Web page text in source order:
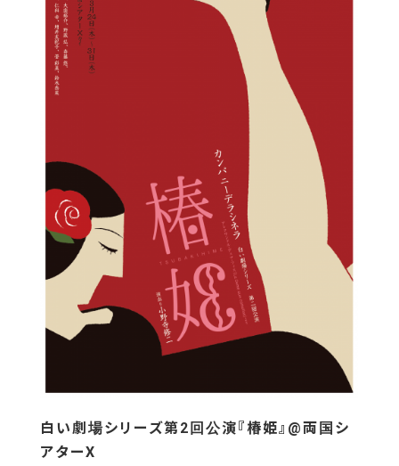
白い劇場シリーズ第2回公演『椿姫』@両国シ
アターX